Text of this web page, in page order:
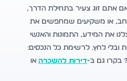
אתם זוג צעיר בתחילת הדרך,
או משקיעים שמחפשים את
את המידע, התמונות והאנשי
לחץ. לרשימת כל הנכסים:
בקרו גם ב-דירות להשכרה או